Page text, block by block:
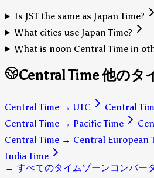
Is JST the same as Japan Time?
What cities use Japan Time?
What is noon Central Time in
Central Time 他のタ
Central Time → UTC Central
Central Time → Pacific Time
Central Time → Central European
India Time
← すべてのタイムゾーンコンバー